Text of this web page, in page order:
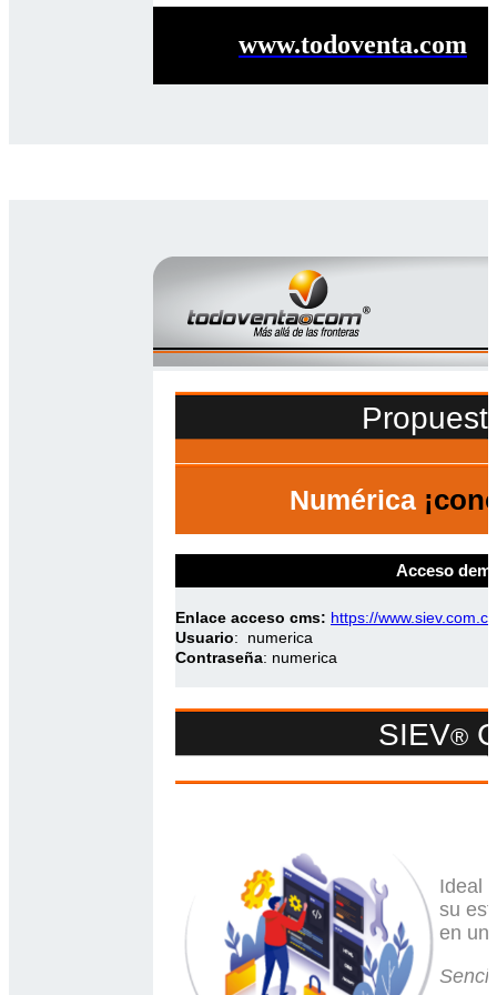
www.todoventa.com
Numérica
Acceso
Enlace acceso cms: https://www.siev.com.co
Usuario: numerica
Contraseña: numerica
SIEV®
Ideal
su
en